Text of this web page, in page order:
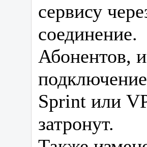
сервису
соединение.
Абонентов,
Sprint или
затронут.